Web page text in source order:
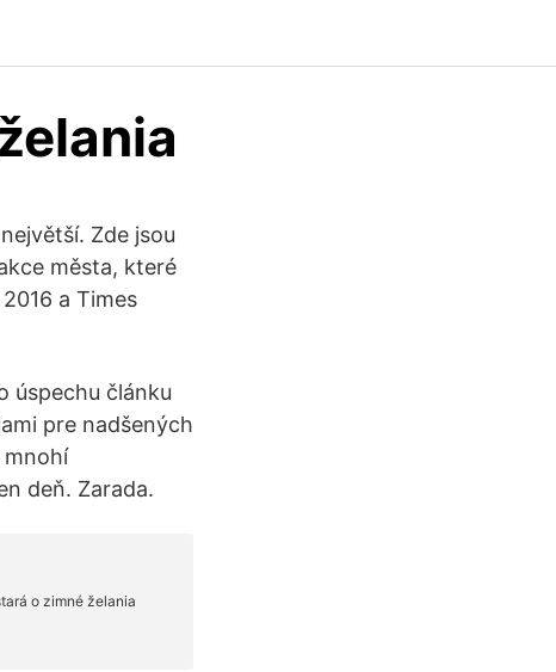
Zde jsou
města, které
a Times
úspechu článku
pre nadšených
mnohí
deň. Zarada.